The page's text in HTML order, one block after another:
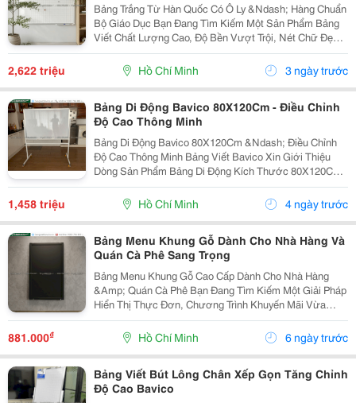
Bảng Trắng Từ Hàn Quốc Có Ô Ly &Ndash; Hàng Chuẩn
Bộ Giáo Dục Bạn Đang Tìm Kiếm Một Sản Phẩm Bảng
Viết Chất Lượng Cao, Độ Bền Vượt Trội, Nét Chữ Đẹp
Và An Toàn Cho Mắt? Bảng Viết Bavico Xin Giới Thiệu
Dòng Bảng Trắng Từ Hàn Quốc Có Ô Ly &Ndash;...
2,622 triệu Hồ Chí Minh 3 ngày trước
Bảng Di Động Bavico 80X120Cm - Điều Chỉnh
Độ Cao Thông Minh
Bảng Di Động Bavico 80X120Cm &Ndash; Điều Chỉnh
Độ Cao Thông Minh Bảng Viết Bavico Xin Giới Thiệu
Dòng Sản Phẩm Bảng Di Động Kích Thước 80X120Cm
Với Tính Năng Điều Chỉnh Độ Cao Linh Hoạt, Giải Pháp
Hoàn Hảo Cho Văn Phòng, Lớp Học, Trung Tâm Đào
1,458 triệu Hồ Chí Minh 4 ngày trước
Bảng Menu Khung Gỗ Dành Cho Nhà Hàng Và
Quán Cà Phê Sang Trọng
Bảng Menu Khung Gỗ Cao Cấp Dành Cho Nhà Hàng
&Amp; Quán Cà Phê Bạn Đang Tìm Kiếm Một Giải Pháp
Hiển Thị Thực Đơn, Chương Trình Khuyến Mãi Vừa
Sang Trọng, Cổ Điển Lại Vừa Tiện Lợi, Dễ Dàng Thay
Chọn...
881.000₫ Hồ Chí Minh 6 ngày trước
Bảng Viết Bút Lông Chân Xếp Gọn Tăng Chỉnh
Độ Cao Bavico